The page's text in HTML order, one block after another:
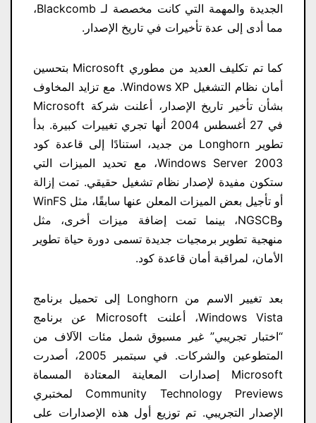
الجديدة والمهمة التي كانت مخصصة لـ Blackcomb،
مما أدى إلى عدة تأخيرات في تاريخ الإصدار.
كما تم تكليف العديد من مطوري Microsoft بتحسين
أمان نظام التشغيل Windows XP. مع تزايد المخاوف
بشأن تأخير تاريخ الإصدار، أعلنت شركة Microsoft
في 27 أغسطس 2004 أنها تجري تغييرات كبيرة. بدأ
تطوير Longhorn من جديد، استنادًا إلى قاعدة كود
Windows Server 2003، مع تحديد الميزات التي
ستكون مفيدة لإصدار نظام تشغيل حقيقي. تمت إزالة
أو تأجيل بعض الميزات المعلن عنها سابقًا، مثل WinFS
وNGSCB، بينما تمت إضافة ميزات أخرى، مثل
منهجية تطوير برمجيات جديدة تسمى دورة حياة تطوير
الأمان، لمراقبة أمان قاعدة كود.
بعد تغيير الاسم من Longhorn إلى تحميل برنامج
Windows Vista، أعلنت Microsoft عن برنامج
“اختبار تجريبي” غير مسبوق شمل مئات الآلاف من
المتطوعين والشركات. في سبتمبر 2005، أصدرت
Microsoft إصدارات المعاينة المعتادة المسماة
Community Technology Previews لمختبري
الإصدار التجريبي. تم توزيع أول هذه الإصدارات على